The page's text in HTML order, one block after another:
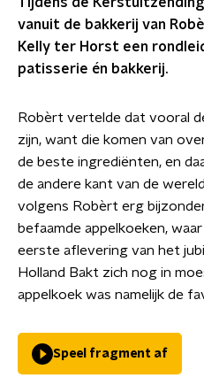
vanuit de bakkerij van
Kelly ter Horst een
patisserie én bakkerij.
Robèrt vertelde dat vooral
zijn, want die komen van
de beste ingrediënten, en
de andere kant van de
volgens Robèrt erg
befaamde appelkoeken,
eerste aflevering van het
Holland Bakt zich nog in
appelkoek was namelijk de
Speel fragment af